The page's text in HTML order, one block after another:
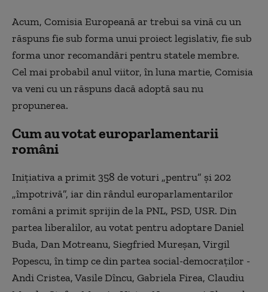
Acum, Comisia Europeană ar trebui sa vină cu un
răspuns fie sub forma unui proiect legislativ, fie sub
forma unor recomandări pentru statele membre.
Cel mai probabil anul viitor, în luna martie, Comisia
va veni cu un răspuns dacă adoptă sau nu
propunerea.
Cum au votat europarlamentarii
români
Inițiativa a primit 358 de voturi „pentru” și 202
„împotrivă”, iar din rândul europarlamentarilor
români a primit sprijin de la PNL, PSD, USR. Din
partea liberalilor, au votat pentru adoptare Daniel
Buda, Dan Motreanu, Siegfried Mureșan, Virgil
Popescu, în timp ce din partea social-democraților -
Andi Cristea, Vasile Dîncu, Gabriela Firea, Claudiu